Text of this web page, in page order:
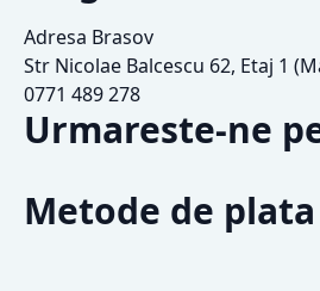
Adresa Brasov
Str Nicolae Balcescu 62, Etaj 1
0771 489 278
Urmareste-ne
Metode de plata